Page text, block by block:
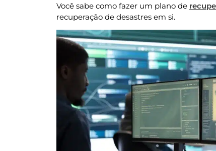
Você sabe como fazer um plano de
recuperação de desastres em si.